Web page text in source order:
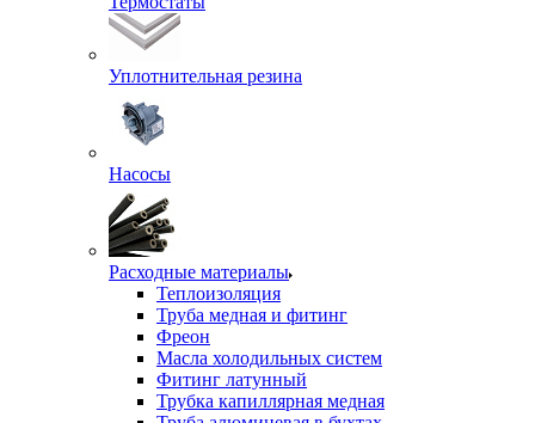
Уплотнительная резина
Насосы
Расходные материалы
Теплоизоляция
Труба медная и фитинг
Фреон
Масла холодильных систем
Фитинг латунный
Трубка капиллярная медная